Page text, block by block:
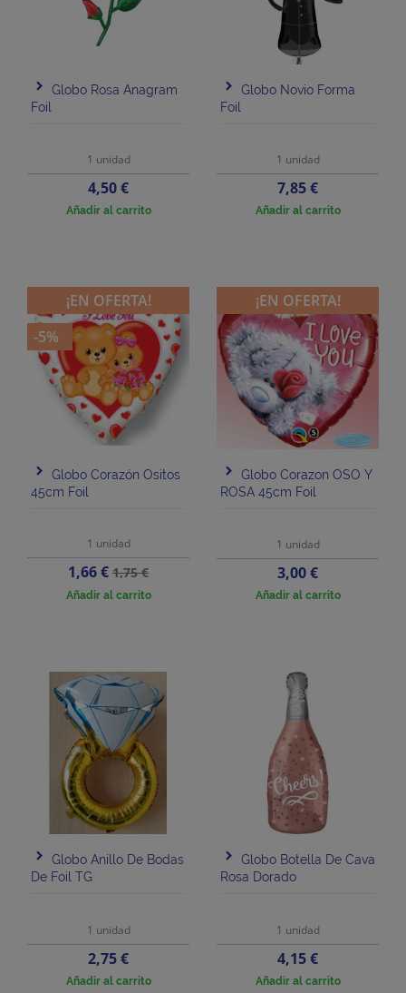
Globo Rosa Anagram
Foil
1 unidad
Precio
4,50 €
Añadir al carrito
Globo Novio Forma
Foil
1 unidad
Precio
7,85 €
Añadir al carrito
Globo Corazón Ositos
45cm Foil
1 unidad
Precio
1,66 €Precio
base
1,75 €
Añadir al carrito
¡EN OFERTA!
-5%
Globo Corazon OSO Y
ROSA 45cm Foil
1 unidad
Precio
3,00 €
Añadir al carrito
¡EN OFERTA!
Globo Anillo De Bodas
De Foil TG
1 unidad
Precio
2,75 €
Añadir al carrito
Globo Botella De Cava
Rosa Dorado
1 unidad
Precio
4,15 €
Añadir al carrito